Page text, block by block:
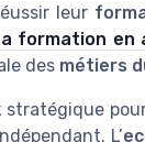
leur
formation en
des métiers
stratégique
L’